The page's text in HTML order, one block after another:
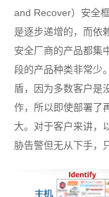
and Recover）安全
是逐步递增的，而依
安全厂商的产品都集
段的产品种类非常少
盾，因为多数客户是
作，所以即使部署了
大。对于客户来讲，
胁告警但无从下手，